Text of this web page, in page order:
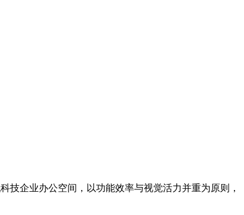
技企业办公空间，以功能效率与视觉活力并重为原则，